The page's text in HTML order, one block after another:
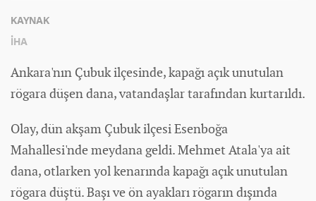
KAYNAK
İHA
Ankara'nın Çubuk ilçesinde, kapağı açık unutulan
rögara düşen dana, vatandaşlar tarafından kurtarıldı.
Olay, dün akşam Çubuk ilçesi Esenboğa
Mahallesi'nde meydana geldi. Mehmet Atala'ya ait
dana, otlarken yol kenarında kapağı açık unutulan
rögara düştü. Başı ve ön ayakları rögarın dışında